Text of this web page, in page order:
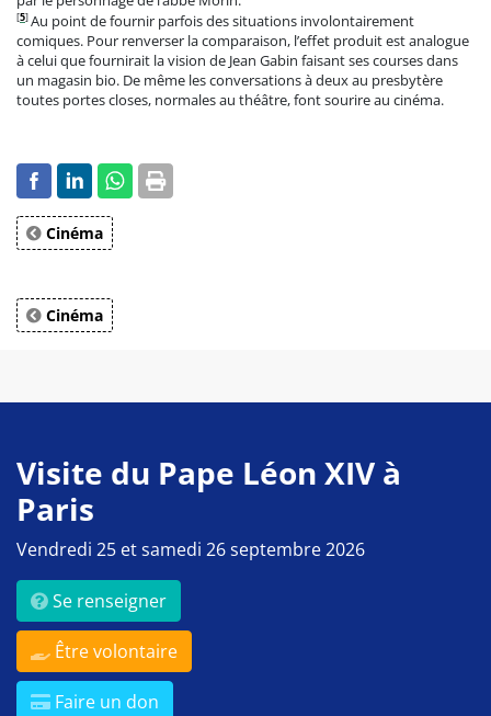
[5]Au point de fournir parfois des situations involontairement
comiques. Pour renverser la comparaison, l’effet produit est analogue
à celui que fournirait la vision de Jean Gabin faisant ses courses dans
un magasin bio. De même les conversations à deux au presbytère
toutes portes closes, normales au théâtre, font sourire au cinéma.
Cinéma
Cinéma
Visite du Pape Léon XIV à
Paris
Vendredi 25 et samedi 26 septembre 2026
Se renseigner
Être volontaire
Faire un don